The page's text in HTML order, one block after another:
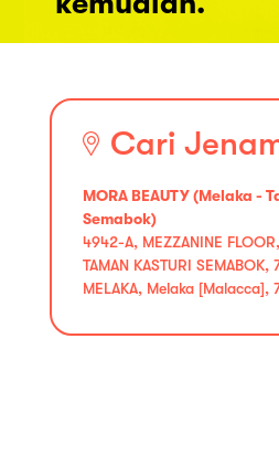
Cari
MORA BEAUTY (Melaka -
Semabok)
4942-A, MEZZANINE
TAMAN KASTURI
MELAKA, Melaka [Malacca],